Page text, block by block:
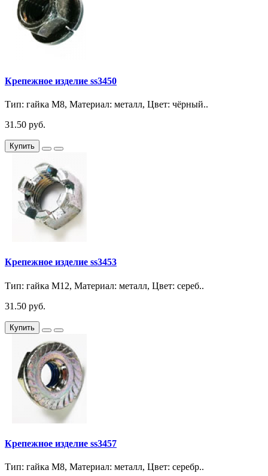
Крепежное изделие ss3450
Тип: гайка М8, Материал: металл, Цвет: чёрный..
31.50 руб.
Купить
Крепежное изделие ss3453
Тип: гайка М12, Материал: металл, Цвет: сереб..
31.50 руб.
Купить
Крепежное изделие ss3457
Тип: гайка М8, Материал: металл, Цвет: серебр..